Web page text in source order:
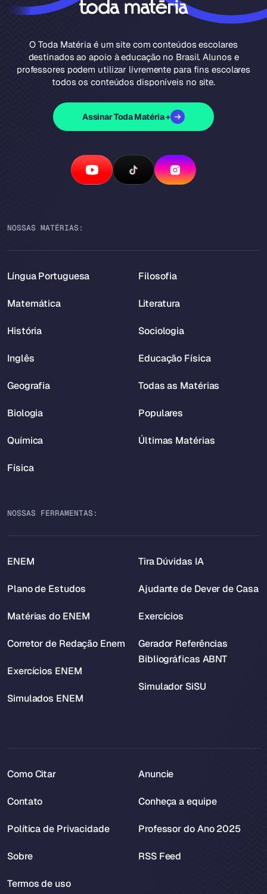
O Toda Matéria é um site com conteúdos escolares
destinados ao apoio à educação no Brasil. Alunos e
professores podem utilizar livremente para fins escolares
todos os conteúdos disponíveis no site.
Assinar Toda Matéria +
NOSSAS MATÉRIAS:
Língua Portuguesa
Matemática
História
Inglês
Geografia
Biologia
Química
Física
Filosofia
Literatura
Sociologia
Educação Física
Todas as Matérias
Populares
Últimas Matérias
NOSSAS FERRAMENTAS:
ENEM
Plano de Estudos
Matérias do ENEM
Corretor de Redação Enem
Exercícios ENEM
Simulados ENEM
Tira Dúvidas IA
Ajudante de Dever de Casa
Exercícios
Gerador Referências
Bibliográficas ABNT
Simulador SiSU
Como Citar
Contato
Política de Privacidade
Sobre
Termos de uso
Anuncie
Conheça a equipe
Professor do Ano 2025
RSS Feed